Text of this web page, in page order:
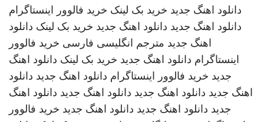
دانلود اهنگ جدید خرید بک لینک خرید فالوور اینستاگرام
دانلود اهنگ جدید دانلود اهنگ جدید خرید بک لینک دانلود
اهنگ جدید مترجم انگلیسی فارسی خرید فالوور
اینستاگرام دانلود اهنگ جدید خرید بک لینک دانلود اهنگ
جدید خرید فالوور اینستاگرام دانلود اهنگ جدید دانلود
اهنگ جدید دانلود اهنگ جدید دانلود اهنگ جدید دانلود اهنگ
جدید دانلود اهنگ جدید دانلود اهنگ جدید خرید فالوور